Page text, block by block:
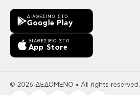
ΔΙΑΘΈΣΙΜΟ ΣΤΟ
Google Play
ΔΙΑΘΈΣΙΜΟ ΣΤΟ
App Store
© 2026 ΔΕΔΟΜΕΝΟ • All rights reserved.